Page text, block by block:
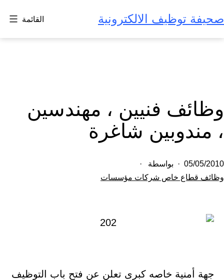
إلى
المحتوى
صحيفة توظيف الالكترونية القائمة
وظائف فنيين ، مهندسين
، مندوبين شاغرة
تم
النشر
05/05/2010
بواسطة
مصنف
وظائف قطاع خاص شركات مؤسسات
جهة أمنية خاصه كبرى تعلن عن فتح باب التوظيف